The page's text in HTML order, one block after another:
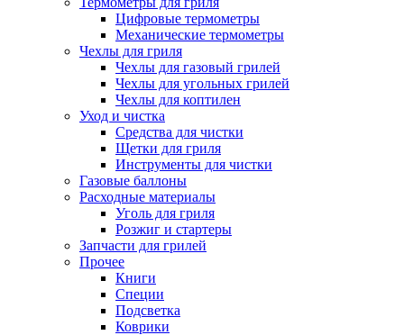
Цифровые термометры
Механические термометры
Чехлы для гриля
Чехлы для газовый грилей
Чехлы для угольных грилей
Чехлы для коптилен
Уход и чистка
Средства для чистки
Щетки для гриля
Инструменты для чистки
Газовые баллоны
Расходные материалы
Уголь для гриля
Розжиг и стартеры
Запчасти для грилей
Прочее
Книги
Специи
Подсветка
Коврики